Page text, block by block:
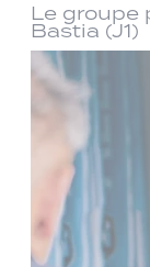
Le groupe
Bastia (J1)